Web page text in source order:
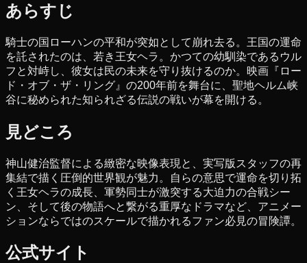
あらすじ
騎士の国ローハンの平和が突如として崩れ去る。王国の運命
を託されたのは、若き王女ヘラ。かつての幼馴染であるウル
フと対峙し、彼女は民の未来を守り抜けるのか。映画『ロー
ド・オブ・ザ・リング』の200年前を舞台に、聖地ヘルム峡
谷に秘められた知られざる伝説の戦いが幕を開ける。
見どころ
神山健治監督による緻密な映像表現と、実写版スタッフの再
集結で描く圧倒的世界観が魅力。自らの意思で運命を切り拓
く王女ヘラの成長、軍勢同士が激突する大迫力の合戦シー
ン、そして後の物語へと繋がる重厚なドラマなど、アニメー
ションならではのスケールで描かれるファン必見の冒険譚。
公式サイト